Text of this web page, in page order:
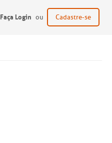
Faça Login ou Cadastre-se